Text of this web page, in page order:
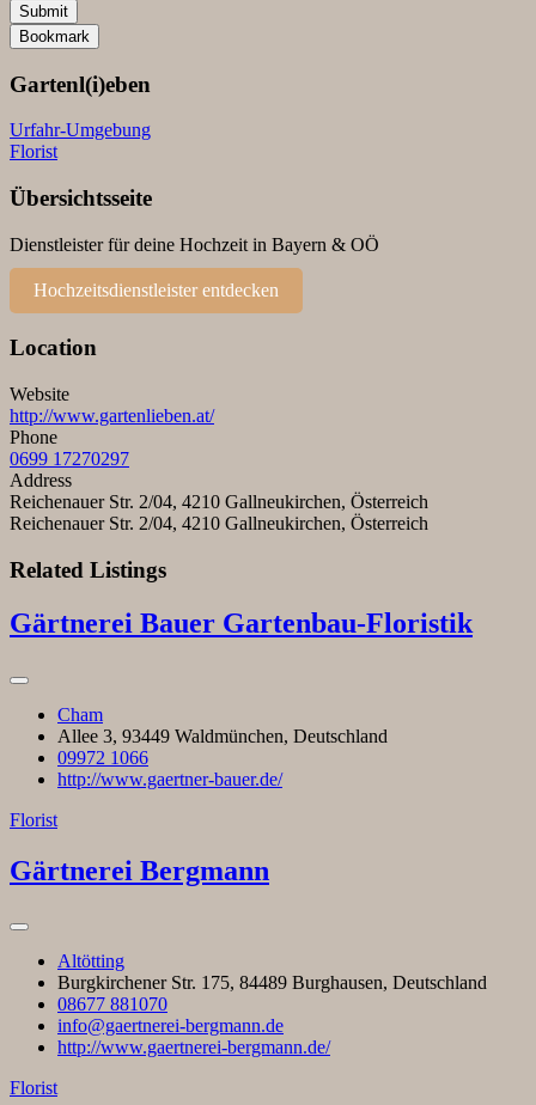
Submit
Bookmark
Gartenl(i)eben
Urfahr-Umgebung
Florist
Übersichtsseite
Dienstleister für deine Hochzeit in Bayern & OÖ
Hochzeitsdienstleister entdecken
Location
Website
http://www.gartenlieben.at/
Phone
0699 17270297
Address
Reichenauer Str. 2/04, 4210 Gallneukirchen, Österreich
Reichenauer Str. 2/04, 4210 Gallneukirchen, Österreich
Related Listings
Gärtnerei Bauer Gartenbau-Floristik
Cham
Allee 3, 93449 Waldmünchen, Deutschland
09972 1066
http://www.gaertner-bauer.de/
Florist
Gärtnerei Bergmann
Altötting
Burgkirchener Str. 175, 84489 Burghausen, Deutschland
08677 881070
info@gaertnerei-bergmann.de
http://www.gaertnerei-bergmann.de/
Florist